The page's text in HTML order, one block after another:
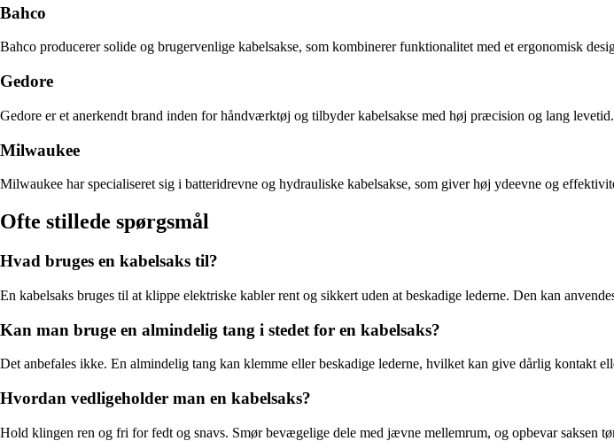
Bahco
Bahco producerer solide og brugervenlige kabelsakse, som kombinerer funktionalitet med et ergonomisk
Gedore
Gedore er et anerkendt brand inden for håndværktøj og tilbyder kabelsakse med høj præcision og lang
Milwaukee
Milwaukee har specialiseret sig i batteridrevne og hydrauliske kabelsakse, som giver høj ydeevne og
Ofte stillede spørgsmål
Hvad bruges en kabelsaks til?
En kabelsaks bruges til at klippe elektriske kabler rent og sikkert uden at beskadige lederne. Den kan
Kan man bruge en almindelig tang i stedet for en kabelsaks?
Det anbefales ikke. En almindelig tang kan klemme eller beskadige lederne, hvilket kan give dårlig kontakt
Hvordan vedligeholder man en kabelsaks?
Hold klingen ren og fri for fedt og snavs. Smør bevægelige dele med jævne mellemrum, og opbevar saksen